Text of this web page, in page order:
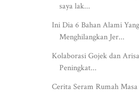
saya lak...
Ini Dia 6 Bahan Alami
Menghilangkan Jer...
Kolaborasi Gojek dan
Peningkat...
Cerita Seram Rumah